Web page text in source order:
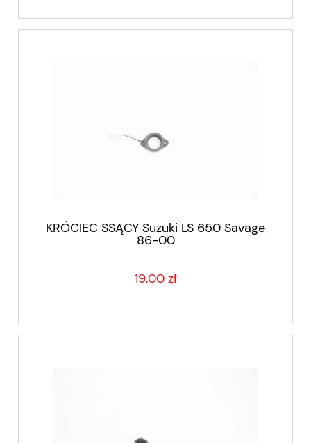
KRÓCIEC SSĄCY Suzuki LS 650 Savage
86-00
19,00 zł